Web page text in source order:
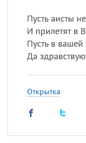
Пусть аисты
И прилетят в
Пусть в
Да
Открытка